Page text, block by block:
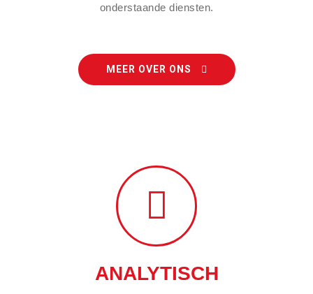
onderstaande diensten.
MEER OVER ONS
ANALYTISCH